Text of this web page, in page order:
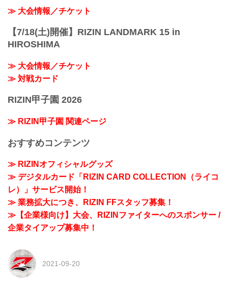
≫ 大会情報／チケット
【7/18(土)開催】RIZIN LANDMARK 15 in
HIROSHIMA
≫ 大会情報／チケット
≫ 対戦カード
RIZIN甲子園 2026
≫ RIZIN甲子園 関連ページ
おすすめコンテンツ
≫ RIZINオフィシャルグッズ
≫ デジタルカード「RIZIN CARD COLLECTION（ライコ
レ）」サービス開始！
≫ 業務拡大につき、RIZIN FFスタッフ募集！
≫【企業様向け】大会、RIZINファイターへのスポンサー /
企業タイアップ募集中！
2021-09-20